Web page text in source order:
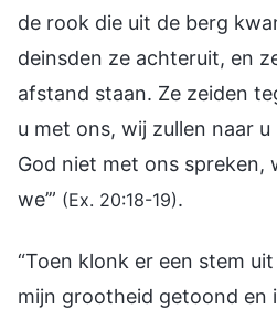
de rook die uit de berg
deinsden ze achteruit, en
afstand staan. Ze zeiden
u met ons, wij zullen naar
God niet met ons spreken,
we’” (Ex. 20:18-19).
“Toen klonk er een stem uit
mijn grootheid getoond en